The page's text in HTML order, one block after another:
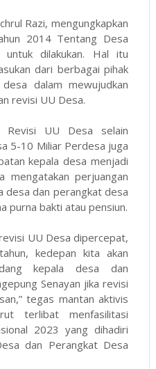
Razi, mengungkapkan
2014 Tentang Desa
untuk dilakukan. Hal itu
dari berbagai pihak
dalam mewujudkan
revisi UU Desa.
UU Desa selain
5-10 Miliar Perdesa juga
kepala desa menjadi
mengatakan perjuangan
desa dan perangkat desa
purna bakti atau pensiun.
UU Desa dipercepat,
kedepan kita akan
kepala desa dan
Senayan jika revisi
tegas mantan aktivis
terlibat menfasilitasi
2023 yang dihadiri
dan Perangkat Desa